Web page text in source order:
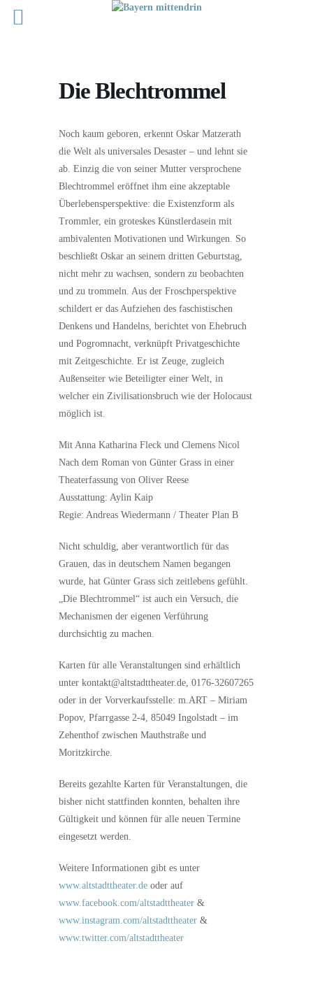
Die Blechtrommel
Noch kaum geboren, erkennt Oskar Matzerath
die Welt als universales Desaster – und lehnt sie
ab. Einzig die von seiner Mutter versprochene
Blechtrommel eröffnet ihm eine akzeptable
Überlebensperspektive: die Existenzform als
Trommler, ein groteskes Künstlerdasein mit
ambivalenten Motivationen und Wirkungen. So
beschließt Oskar an seinem dritten Geburtstag,
nicht mehr zu wachsen, sondern zu beobachten
und zu trommeln. Aus der Froschperspektive
schildert er das Aufziehen des faschistischen
Denkens und Handelns, berichtet von Ehebruch
und Pogromnacht, verknüpft Privatgeschichte
mit Zeitgeschichte. Er ist Zeuge, zugleich
Außenseiter wie Beteiligter einer Welt, in
welcher ein Zivilisationsbruch wie der Holocaust
möglich ist.
Mit Anna Katharina Fleck und Clemens Nicol
Nach dem Roman von Günter Grass in einer
Theaterfassung von Oliver Reese
Ausstattung: Aylin Kaip
Regie: Andreas Wiedermann / Theater Plan B
Nicht schuldig, aber verantwortlich für das
Grauen, das in deutschem Namen begangen
wurde, hat Günter Grass sich zeitlebens gefühlt.
„Die Blechtrommel“ ist auch ein Versuch, die
Mechanismen der eigenen Verführung
durchsichtig zu machen.
Karten für alle Veranstaltungen sind erhältlich
unter kontakt@altstadttheater.de, 0176-32607265
oder in der Vorverkaufsstelle: m.ART – Miriam
Popov, Pfarrgasse 2-4, 85049 Ingolstadt – im
Zehenthof zwischen Mauthstraße und
Moritzkirche.
Bereits gezahlte Karten für Veranstaltungen, die
bisher nicht stattfinden konnten, behalten ihre
Gültigkeit und können für alle neuen Termine
eingesetzt werden.
Weitere Informationen gibt es unter
www.altstadttheater.de oder auf
www.facebook.com/altstadttheater &
www.instagram.com/altstadttheater &
www.twitter.com/altstadttheater